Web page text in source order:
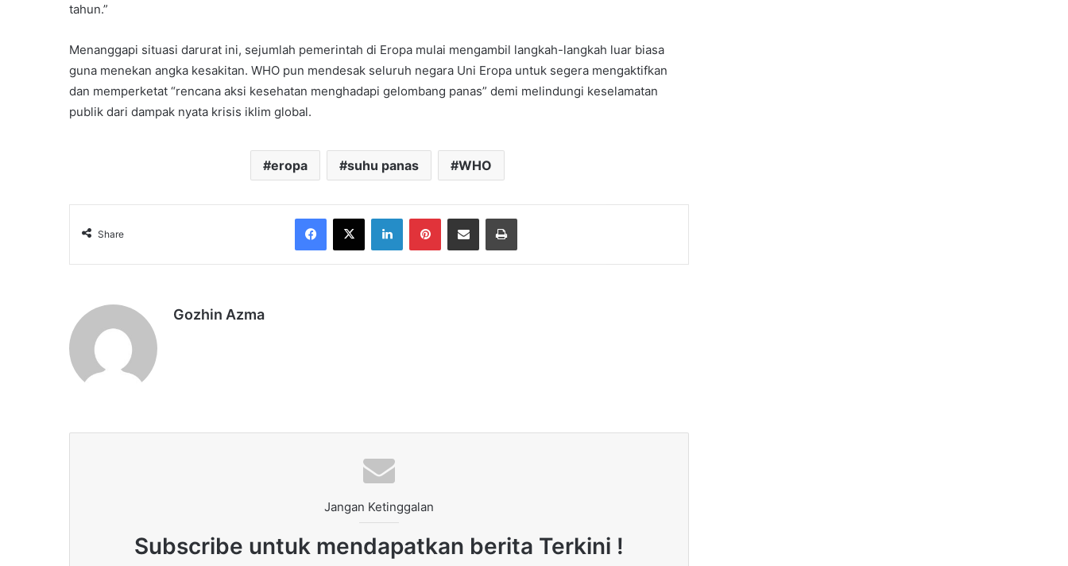
tahun.”
Menanggapi situasi darurat ini, sejumlah pemerintah di Eropa mulai mengambil langkah-langkah luar biasa
guna menekan angka kesakitan. WHO pun mendesak seluruh negara Uni Eropa untuk segera mengaktifkan
dan memperketat “rencana aksi kesehatan menghadapi gelombang panas” demi melindungi keselamatan
publik dari dampak nyata krisis iklim global.
eropa suhu panas WHO
Share
Facebook
X LinkedInPinterestShare via Email Print
Gozhin Azma
Jangan Ketinggalan
Subscribe untuk mendapatkan berita Terkini !